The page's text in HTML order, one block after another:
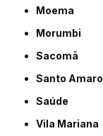
Moema
Morumbi
Sacomã
Santo Amaro
Saúde
Vila Mariana